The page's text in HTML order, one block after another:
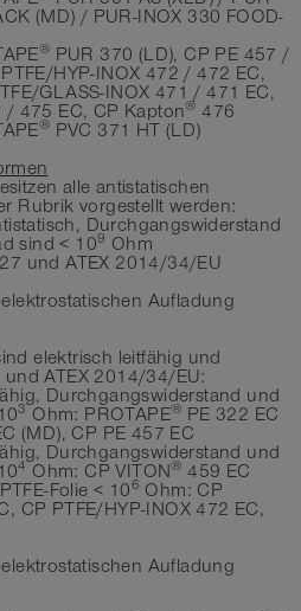
(MD) / PUR-INOX 330 FOOD-
® PUR 370 (LD), CP PE 457 /
HYP-INOX 472 / 472 EC,
GLASS-INOX 471 / 471 EC,
/ 475 EC, CP Kapton® 476
® PVC 371 HT (LD)
alle antistatischen
Rubrik vorgestellt werden:
Durchgangswiderstand
sind < 109 Ohm
und ATEX 2014/34/EU
Aufladung
elektrisch leitfähig und
ATEX 2014/34/EU:
Durchgangswiderstand und
3 Ohm: PROTAPE® PE 322 EC
(MD), CP PE 457 EC
Durchgangswiderstand und
4 Ohm: CP VITON® 459 EC
Folie < 106 Ohm: CP
CP PTFE/HYP-INOX 472 EC,
Aufladung